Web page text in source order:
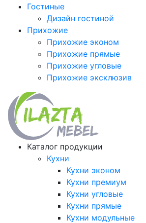
Гостиные
Дизайн гостиной
Прихожие
Прихожие эконом
Прихожие прямые
Прихожие угловые
Прихожие эксклюзив
Каталог продукции
Кухни
Кухни эконом
Кухни премиум
Кухни угловые
Кухни прямые
Кухни модульные